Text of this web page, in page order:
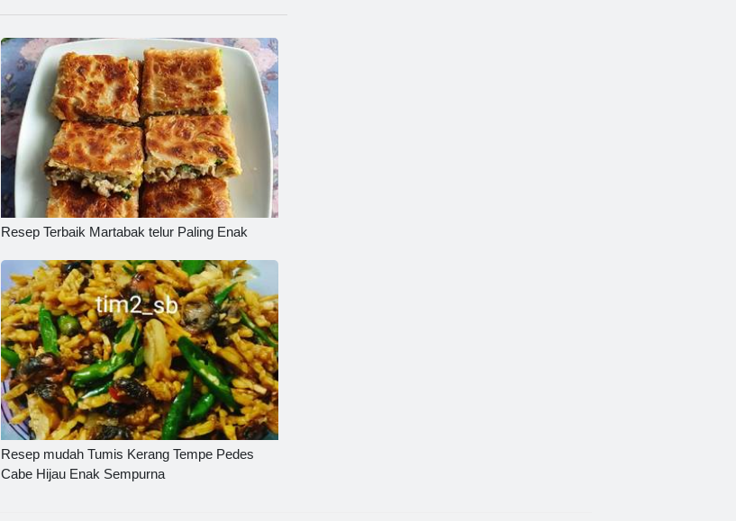
Resep Terbaik Martabak telur Paling Enak
Resep mudah Tumis Kerang Tempe Pedes
Cabe Hijau Enak Sempurna